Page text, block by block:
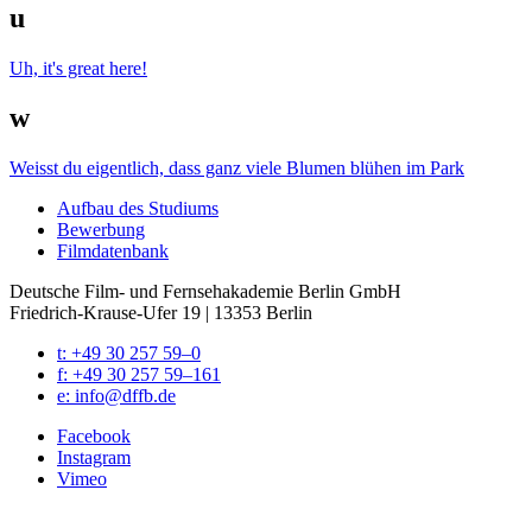
u
Uh, it's great here!
w
Weisst du eigentlich, dass ganz viele Blumen blühen im Park
Auf­bau des Stu­di­ums
Bewer­bung
Film­da­ten­bank
Deutsche Film- und Fernseh­akademie Berlin GmbH
Friedrich-Krause-Ufer 19 | 13353 Berlin
t: +49 30 257 59–0
f: +49 30 257 59–161
e: info@​dffb.​de
Face­book
Insta­gram
Vimeo